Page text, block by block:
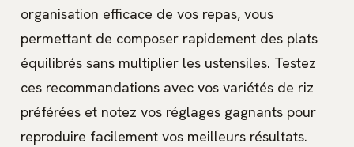
organisation efficace de vos repas, vous
permettant de composer rapidement des plats
équilibrés sans multiplier les ustensiles. Testez
ces recommandations avec vos variétés de riz
préférées et notez vos réglages gagnants pour
reproduire facilement vos meilleurs résultats.